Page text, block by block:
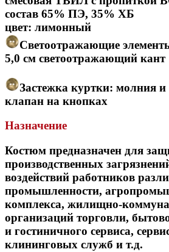
состав 65% ПЭ, 35% ХБ
цвет: лимонный
Светоотражающие
5,0 см светоотражающий кант
Застежка куртки: молния
клапан на кнопках
Назначение
Костюм предназначен для
производственных
воздействий работников
промышленности,
комплекса, жилищно-
организаций торговли,
и гостиничного сервиса,
клининговых служб и т.д.